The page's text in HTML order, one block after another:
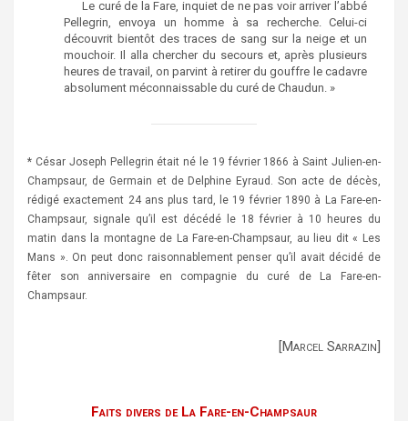
Le curé de la Fare, inquiet de ne pas voir arriver l’abbé
Pellegrin, envoya un homme à sa recherche. Celui-ci
découvrit bientôt des traces de sang sur la neige et un
mouchoir. Il alla chercher du secours et, après plusieurs
heures de travail, on parvint à retirer du gouffre le cadavre
absolument méconnaissable du curé de Chaudun. »
* César Joseph Pellegrin était né le 19 février 1866 à Saint Julien-en-
Champsaur, de Germain et de Delphine Eyraud. Son acte de décès,
rédigé exactement 24 ans plus tard, le 19 février 1890 à La Fare-en-
Champsaur, signale qu’il est décédé le 18 février à 10 heures du
matin dans la montagne de La Fare-en-Champsaur, au lieu dit « Les
Mans ». On peut donc raisonnablement penser qu’il avait décidé de
fêter son anniversaire en compagnie du curé de La Fare-en-
Champsaur.
[Marcel Sarrazin]
Faits divers de La Fare-en-Champsaur